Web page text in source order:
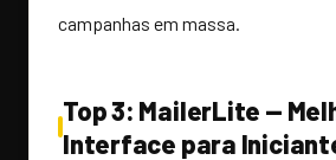
campanhas em massa.
Top 3: MailerLite —
Interface para